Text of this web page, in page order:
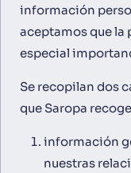
información
aceptamos que la
especial
Se recopilan dos
que Saropa
información
nuestras